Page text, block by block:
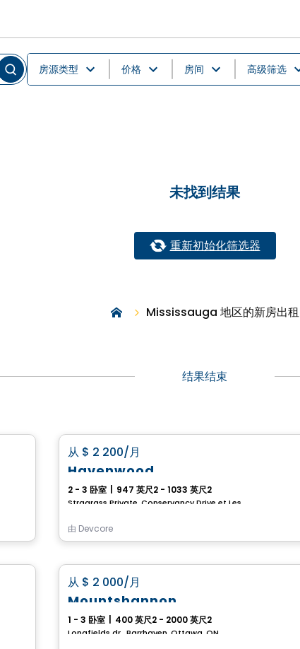
房源类型 价格 房间 高级筛选
未找到结果
重新初始化筛选器
Mississauga 地区的新房出租
结果结束
从 $ 2 200/月
Havenwood
2 - 3 卧室 947 英尺2 - 1033 英尺2
由 Devcore
公寓
从 $ 2 000/月
Mountshannon
1 - 3 卧室 400 英尺2 - 2000 英尺2
Longfields dr., Barrhaven, Ottawa, ON